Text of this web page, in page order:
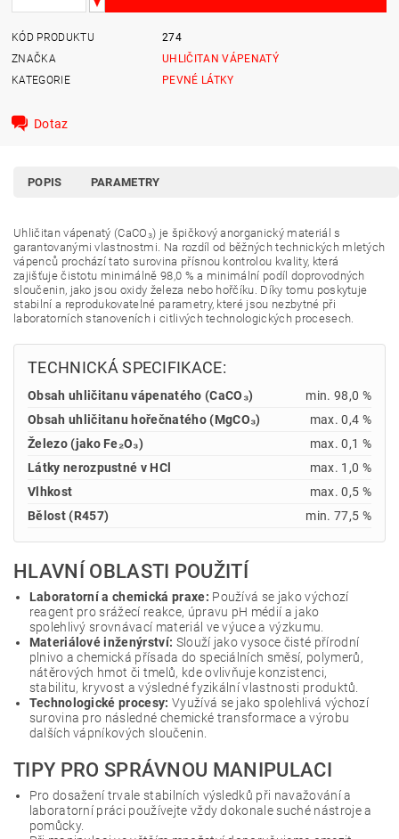
KÓD PRODUKTU
274
ZNAČKA
UHLIČITAN VÁPENATÝ
KATEGORIE
PEVNÉ LÁTKY
Dotaz
POPIS PARAMETRY
Uhličitan vápenatý (CaCO₃) je špičkový anorganický materiál s
garantovanými vlastnostmi. Na rozdíl od běžných technických mletých
vápenců prochází tato surovina přísnou kontrolou kvality, která
zajišťuje čistotu minimálně 98,0 % a minimální podíl doprovodných
sloučenin, jako jsou oxidy železa nebo hořčíku. Díky tomu poskytuje
stabilní a reprodukovatelné parametry, které jsou nezbytné při
laboratorních stanoveních i citlivých technologických procesech.
TECHNICKÁ SPECIFIKACE:
Obsah uhličitanu vápenatého (CaCO₃)
min. 98,0 %
Obsah uhličitanu hořečnatého (MgCO₃)
max. 0,4 %
Železo (jako Fe₂O₃)
max. 0,1 %
Látky nerozpustné v HCl
max. 1,0 %
Vlhkost
max. 0,5 %
Bělost (R457)
min. 77,5 %
HLAVNÍ OBLASTI POUŽITÍ
Laboratorní a chemická praxe: Používá se jako výchozí
reagent pro srážecí reakce, úpravu pH médií a jako
spolehlivý srovnávací materiál ve výuce a výzkumu.
Materiálové inženýrství: Slouží jako vysoce čisté přírodní
plnivo a chemická přísada do speciálních směsí, polymerů,
nátěrových hmot či tmelů, kde ovlivňuje konzistenci,
stabilitu, kryvost a výsledné fyzikální vlastnosti produktů.
Technologické procesy: Využívá se jako spolehlivá výchozí
surovina pro následné chemické transformace a výrobu
dalších vápníkových sloučenin.
TIPY PRO SPRÁVNOU MANIPULACI
Pro dosažení trvale stabilních výsledků při navažování a
laboratorní práci používejte vždy dokonale suché nástroje a
pomůcky.